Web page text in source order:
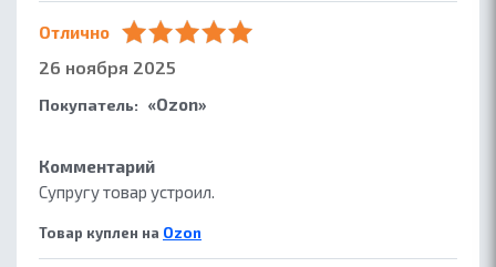
Покупатель: «Ozon»
Комментарий
Супругу товар устроил.
Товар куплен на Ozon
Отлично
26 ноября 2025